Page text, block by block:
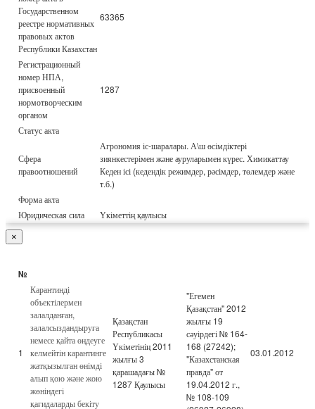
Государственном
реестре нормативных
правовых актов
Республики Казахстан
63365
Регистрационный
номер НПА,
присвоенный
нормотворческим
органом
1287
Статус акта
Сфера
правоотношений
Агрономия іс-шаралары. А\ш өсімдіктері
зиянкестерімен және ауруларымен күрес. Химикаттау
Кеден ісі (кедендік режимдер, рәсімдер, төлемдер және
т.б.)
Форма акта
Юридическая сила
Үкіметтің қаулысы
×
№
1
Карантинді
объектілермен
залалданған,
залалсыздандыруға
немесе қайта өңдеуге
келмейтін карантинге
жатқызылған өнімді
алып қою және жою
жөніндегі
қағидаларды бекіту
Қазақстан
Республикасы
Үкіметінің 2011
жылғы 3
қарашадағы №
1287 Қаулысы
"Егемен
Қазақстан" 2012
жылғы 19
сәуірдегі № 164-
168 (27242);
"Казахстанская
правда" от
19.04.2012 г.,
№ 108-109
03.01.2012